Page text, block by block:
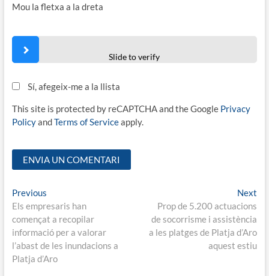
Mou la fletxa a la dreta
Slide to verify
Sí, afegeix-me a la llista
This site is protected by reCAPTCHA and the Google Privacy
PolicyandTerms of Serviceapply.
Navegació
d'entrades
PreviousPrevious
post:
Els empresaris han
començat a recopilar
informació per a valorar
l’abast de les inundacions a
Platja d’Aro
Next
Prop de 5.200 actuacions
de socorrisme i assistència
a les platges de Platja d’Aro
aquest estiu